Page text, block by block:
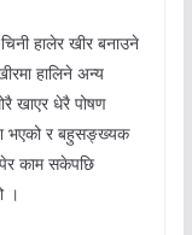
हालेर खीर बनाउने
हालिने अन्य
खाएर धेरै पोषण
भएको र बहुसङ्ख्यक
काम सकेपछि
।